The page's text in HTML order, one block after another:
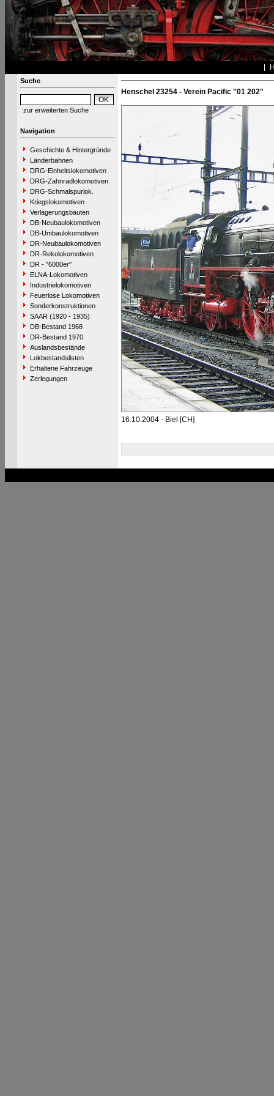
Suche
zur erweiterten Suche
Navigation
Geschichte & Hintergründe
Länderbahnen
DRG-Einheitslokomotiven
DRG-Zahnradlokomotiven
DRG-Schmalspurlok.
Kriegslokomotiven
Verlagerungsbauten
DB-Neubaulokomotiven
DB-Umbaulokomotiven
DR-Neubaulokomotiven
DR-Rekolokomotiven
DR - "6000er"
ELNA-Lokomotiven
Industrielokomotiven
Feuerlose Lokomotiven
Sonderkonstruktionen
SAAR (1920 - 1935)
DB-Bestand 1968
DR-Bestand 1970
Auslandsbestände
Lokbestandslisten
Erhaltene Fahrzeuge
Zerlegungen
Henschel 23254 - Verein Pacific "01 202"
16.10.2004 - Biel [CH]